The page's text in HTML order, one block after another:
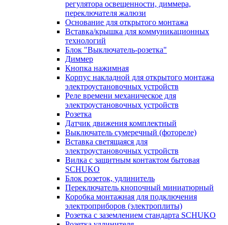
регулятора освещенности, диммера,
переключателя жалюзи
Основание для открытого монтажа
Вставка/крышка для коммуникационных
технологий
Блок "Выключатель-розетка"
Диммер
Кнопка нажимная
Корпус накладной для открытого монтажа
электроустановочных устройств
Реле времени механическое для
электроустановочных устройств
Розетка
Датчик движения комплектный
Выключатель сумеречный (фотореле)
Вставка светящаяся для
электроустановочных устройств
Вилка с защитным контактом бытовая
SCHUKO
Блок розеток, удлинитель
Переключатель кнопочный миниатюрный
Коробка монтажная для подключения
электроприборов (электроплиты)
Розетка с заземлением стандарта SCHUKO